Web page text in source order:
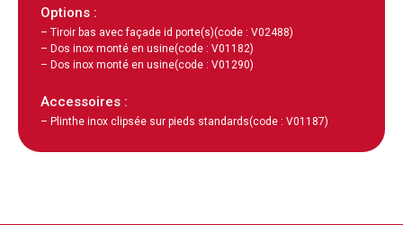
Options :
– Tiroir bas avec façade id porte(s)(code : V02488)
– Dos inox monté en usine(code : V01182)
– Dos inox monté en usine(code : V01290)
Accessoires :
– Plinthe inox clipsée sur pieds standards(code : V01187)